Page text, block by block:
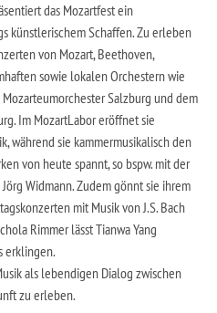
das Mozartfest ein
künstlerischem Schaffen. Zu erleben
von Mozart, Beethoven,
sowie lokalen Orchestern wie
Salzburg und dem
Im MozartLabor eröffnet sie
während sie kammermusikalisch den
von heute spannt, so bspw. mit der
Widmann. Zudem gönnt sie ihrem
mit Musik von J.S. Bach
Rimmer lässt Tianwa Yang
erklingen.
als lebendigen Dialog zwischen
zu erleben.